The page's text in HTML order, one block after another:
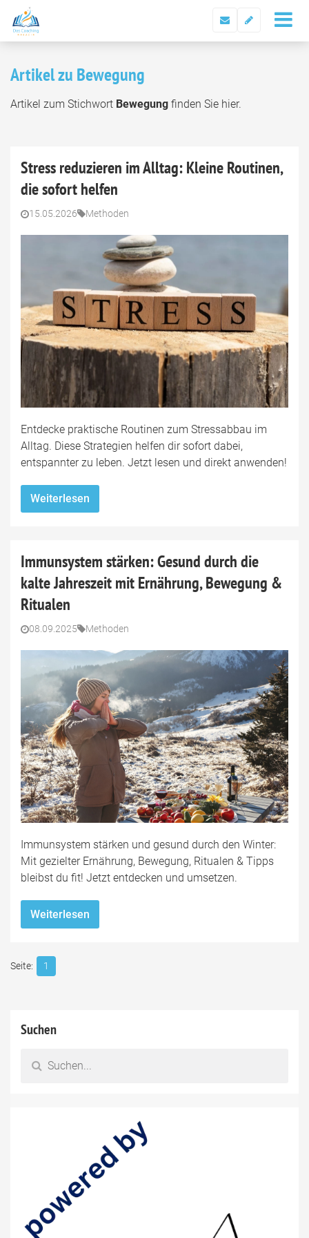
Artikel zu Bewegung
Artikel zum Stichwort Bewegung finden Sie hier.
Stress reduzieren im Alltag: Kleine Routinen,
die sofort helfen
15.05.2026 Methoden
Entdecke praktische Routinen zum Stressabbau im
Alltag. Diese Strategien helfen dir sofort dabei,
entspannter zu leben. Jetzt lesen und direkt anwenden!
Weiterlesen
Immunsystem stärken: Gesund durch die
kalte Jahreszeit mit Ernährung, Bewegung &
Ritualen
08.09.2025 Methoden
Immunsystem stärken und gesund durch den Winter:
Mit gezielter Ernährung, Bewegung, Ritualen & Tipps
bleibst du fit! Jetzt entdecken und umsetzen.
Weiterlesen
1
Suchen